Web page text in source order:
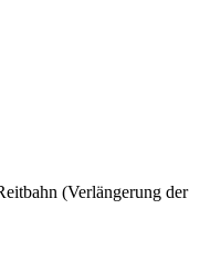
(Verlängerung der